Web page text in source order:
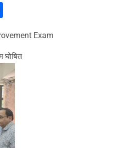
Share
Exam
घोषित